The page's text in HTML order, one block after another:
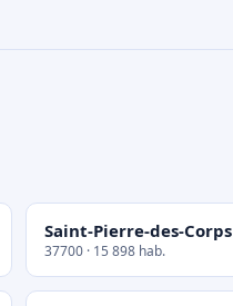
Saint-Pierre-des-Corps
37700 · 15 898 hab.